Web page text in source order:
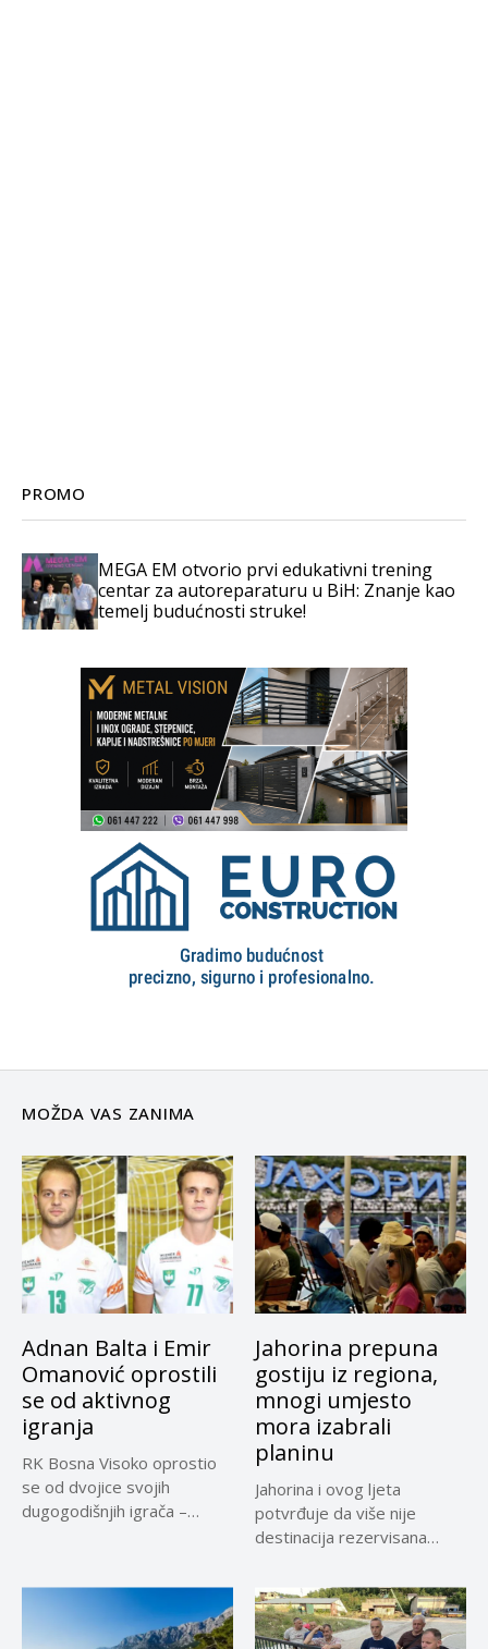
PROMO
MEGA EM otvorio prvi edukativni trening
centar za autoreparaturu u BiH: Znanje kao
temelj budućnosti struke!
MOŽDA VAS ZANIMA
Adnan Balta i Emir
Omanović oprostili
se od aktivnog
igranja
RK Bosna Visoko oprostio
se od dvojice svojih
dugogodišnjih igrača –
Jahorina prepuna
gostiju iz regiona,
mnogi umjesto
mora izabrali
planinu
Jahorina i ovog ljeta
potvrđuje da više nije
destinacija rezervisana